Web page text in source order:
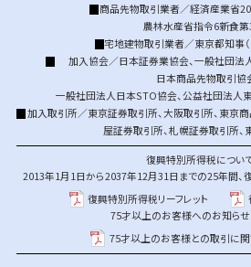
商品先物取引業者／経済産業省
農林水産省指令6新食第
宅地建物取引業者／東京都知事（
加入協会／日本証券業協会、 一般社団法
日本商品先物取引協
一般社団法人日本STO協会、 公益社団法人
加入取引所／東京証券取引所、大阪取引所、 東京
屋証券取引所、札幌証券取引所、
復興特別所得税につい
2013年1月1日から2037年12月31日までの25年間、
復興特別所得税リーフレット
75才以上のお客様へのお知ら
75才以上のお客様との取引に関